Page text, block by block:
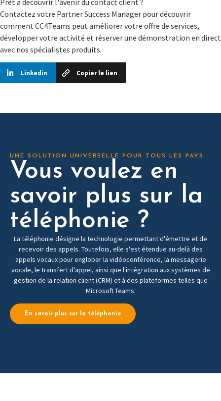
Prêt à découvrir l'avenir du contact client ?
Contactez votre Partner Success Manager pour découvrir
comment CC4Teams peut améliorer votre offre de services,
développer votre activité et réserver une démonstration en direct
avec nos spécialistes produits.
Linkedin Copier le lien
UNE SOLUTION UNIVERSELLE POUR TOUS LES PAYS
Vous voulez en
savoir plus sur la
téléphonie ?
La téléphonie désigne la technologie permettant d'émettre et de
recevoir des appels. Toutefois, elle s'est étendue au-delà des
appels vocaux pour englober la vidéoconférence, la messagerie
vocale, le transfert d'appel, ainsi que l'intégration aux systèmes de
gestion de la relation client (CRM) et à des plateformes telles que
Microsoft Teams.
En savoir plus sur la téléphonie